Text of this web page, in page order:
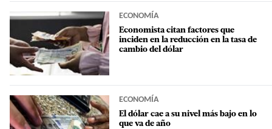
ECONOMÍA
Economista citan factores que
inciden en la reducción en la tasa de
cambio del dólar
ECONOMÍA
El dólar cae a su nivel más bajo en lo
que va de año